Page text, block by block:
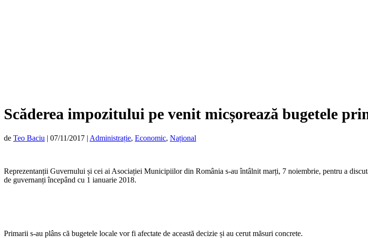
Scăderea impozitului pe venit micșorează bugetele
de Teo Baciu | 07/11/2017 | Administrație, Economic, Național
Reprezentanții Guvernului și cei ai Asociației Municipiilor din România s-au întâlnit marți, 7 noiembrie, pentru a
de guvernanți începând cu 1 ianuarie 2018.
Primarii s-au plâns că bugetele locale vor fi afectate de această decizie și au cerut măsuri concrete.